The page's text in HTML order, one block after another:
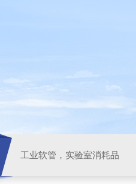
工业软管，实验室消耗品